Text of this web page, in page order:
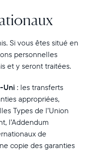
Si vous êtes situé en
personnelles
et y seront traitées.
Uni : les transferts
appropriées,
Types de l’Union
l’Addendum
de
copie des garanties